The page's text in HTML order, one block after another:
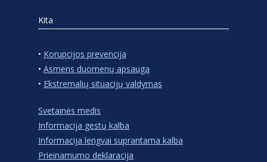
Kita
• Korupcijos prevencija
• Asmens duomenų apsauga
• Ekstremalių situacijų valdymas
Svetainės medis
Informacija gestų kalba
Informacija lengvai suprantama kalba
Prieinamumo deklaracija